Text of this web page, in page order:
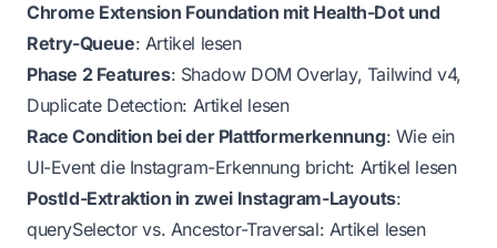
Chrome Extension Foundation mit Health-Dot und
Retry-Queue: Artikel lesen
Phase 2 Features: Shadow DOM Overlay, Tailwind v4,
Duplicate Detection: Artikel lesen
Race Condition bei der Plattformerkennung: Wie ein
UI-Event die Instagram-Erkennung bricht: Artikel lesen
PostId-Extraktion in zwei Instagram-Layouts:
querySelector vs. Ancestor-Traversal: Artikel lesen